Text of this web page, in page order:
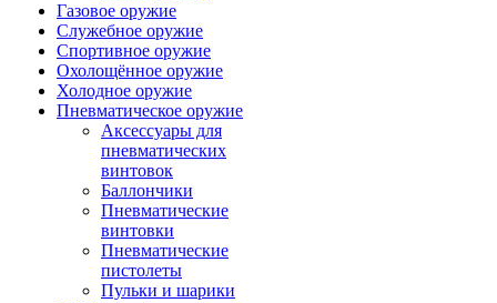
Газовое оружие
Служебное оружие
Спортивное оружие
Охолощённое оружие
Холодное оружие
Пневматическое оружие
Аксессуары для
пневматических
винтовок
Баллончики
Пневматические
винтовки
Пневматические
пистолеты
Пульки и шарики